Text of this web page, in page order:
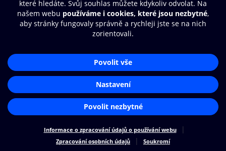
Zásady zpracování osobních údajů
Cookies
Aplikace O2 Knihovna
Čti a poslouchej své e-knihy a
audioknihy rychleji a pohodlněji.